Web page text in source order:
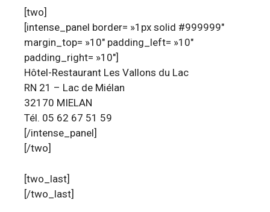
[two]
[intense_panel border= »1px solid #999999″
margin_top= »10″ padding_left= »10″
padding_right= »10″]
Hôtel-Restaurant Les Vallons du Lac
RN 21 – Lac de Miélan
32170 MIELAN
Tél. 05 62 67 51 59
[/intense_panel]
[/two]
[two_last]
[/two_last]